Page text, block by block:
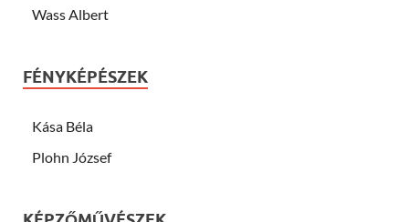
Wass Albert
FÉNYKÉPÉSZEK
Kása Béla
Plohn József